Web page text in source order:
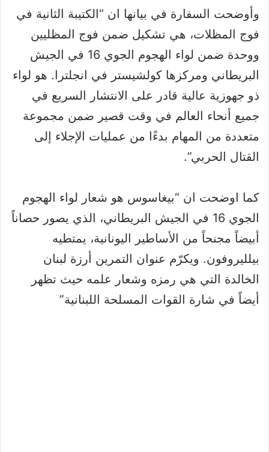
وأوضحت السفارة في بيانها ان “الكتيبة الثانية في
فوج المظلات، هي تشكيل ضمن فوج المظليين
ووحدة ضمن لواء الهجوم الجوي 16 في الجيش
البريطاني ومركزها كولشيستر في انجلترا. هو لواء
ذو جهوزية عالية قادر على الانتشار السريع في
جميع أنحاء العالم في وقت قصير ضمن مجموعة
متعددة من المهام بدءًا من عمليات الإجلاء إلى
القتال الحربي”.
كما اوضحت ان “بيغاسوس هو شعار لواء الهجوم
الجوي 16 في الجيش البريطاني، الذي يصور حصاناً
أبيضاً مجنحاً من الأساطير اليونانية، يمتطيه
بيلليروفون. ويكرّم عنوان التمرين أرزة لبنان
الخالدة التي هي رمزه وشعار علمه حيث تظهر
أيضاً في شارة القوات المسلحة اللبنانية”